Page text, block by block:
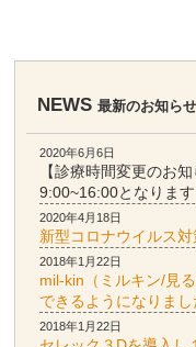
NEWS 最新のお知らせ
2020年6月6日
【診療時間変更のお
9:00~16:00となります
2020年4月18日
新型コロナウイルス
2018年1月22日
mil-kin（ミルキン/見
できるようになりまし
2018年1月22日